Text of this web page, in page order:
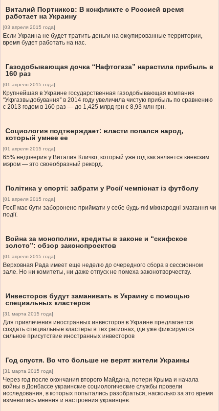
Виталий Портников: В конфликте с Россией время
работает на Украину
[03 апреля 2015 года]
Если Украина не будет тратить деньги на оккупированные территории,
время будет работать на нас.
Газодобывающая дочка “Нафтогаза” нарастила прибыль в
160 раз
[01 апреля 2015 года]
Крупнейшая в Украине государственная газодобывающая компания
“Укргазвыдобування” в 2014 году увеличила чистую прибыль по сравнению
с 2013 годом в 160 раз — до 1,425 млрд грн с 8,93 млн грн.
Социология подтверждает: власти попался народ,
который умнее ее
[01 апреля 2015 года]
65% недоверия у Виталия Кличко, который уже год как является киевским
мэром — это своеобразный рекорд.
Політика у спорті: забрати у Росії чемпіонат із футболу
[01 апреля 2015 года]
Росії має бути заборонено приймати у себе будь-які міжнародні змагання чи
події.
Война за монополии, кредиты в законе и “скифское
золото”: обзор законопроектов
[01 апреля 2015 года]
Верховная Рада имеет еще неделю до очередного сбора в сессионном
зале. Но ни комитеты, ни даже отпуск не помеха законотворчеству.
Инвесторов будут заманивать в Украину с помощью
специальных кластеров
[31 марта 2015 года]
Для привлечения иностранных инвесторов в Украине предлагается
создать специальные кластеры в тех регионах, где уже фиксируется
сильное присутствие иностранных инвесторов
Год спустя. Во что больше не верят жители Украины
[31 марта 2015 года]
Через год после окончания второго Майдана, потери Крыма и начала
войны в Донбассе украинские социологические службы провели
исследования, в которых попытались разобраться, насколько за это время
изменились мнения и настроения украинцев.